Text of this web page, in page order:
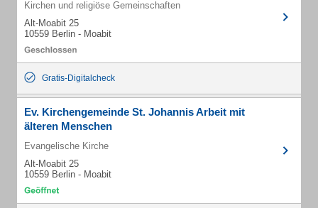
Kirchen und religiöse Gemeinschaften
Alt-Moabit 25
10559 Berlin - Moabit
Gratis-Digitalcheck
Ev. Kirchengemeinde St. Johannis Arbeit mit
älteren Menschen
Evangelische Kirche
Alt-Moabit 25
10559 Berlin - Moabit